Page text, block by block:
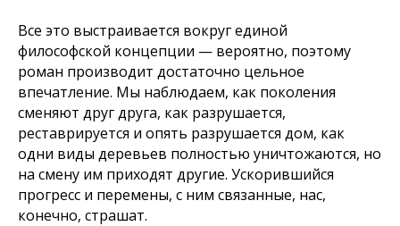
Все это выстраивается вокруг единой
философской концепции — вероятно, поэтому
роман производит достаточно цельное
впечатление. Мы наблюдаем, как поколения
сменяют друг друга, как разрушается,
реставрируется и опять разрушается дом, как
одни виды деревьев полностью уничтожаются, но
на смену им приходят другие. Ускорившийся
прогресс и перемены, с ним связанные, нас,
конечно, страшат.